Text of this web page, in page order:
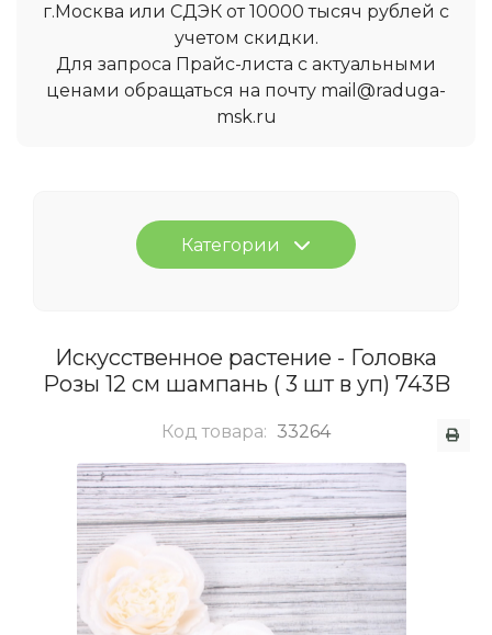
г.Москва или СДЭК от 10000 тысяч рублей с
учетом скидки.
Для запроса Прайс-листа с актуальными
ценами обращаться на почту mail@raduga-
msk.ru
Категории
Искусственное растение - Головка
Розы 12 см шампань ( 3 шт в уп) 743B
Код товара: 33264